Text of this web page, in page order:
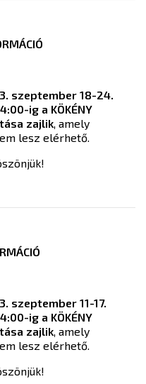
szeptember 18-24.
ig a KÖKÉNY
zajlik, amely
lesz elérhető.
szeptember 11-17.
ig a KÖKÉNY
zajlik, amely
lesz elérhető.